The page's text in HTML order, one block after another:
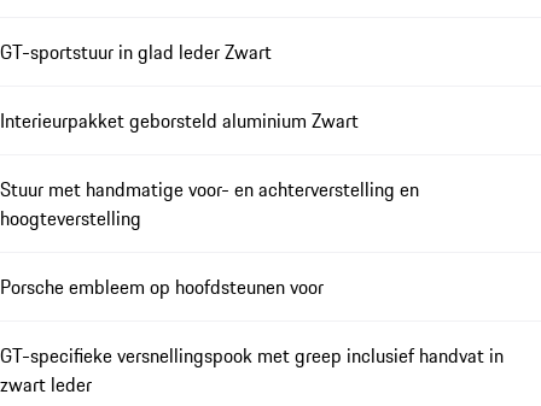
GT-sportstuur in glad leder Zwart
Interieurpakket geborsteld aluminium Zwart
Stuur met handmatige voor- en achterverstelling en
hoogteverstelling
Porsche embleem op hoofdsteunen voor
GT-specifieke versnellingspook met greep inclusief handvat in
zwart leder